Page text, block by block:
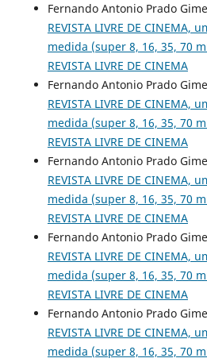
Fernando Antonio Prado
REVISTA LIVRE DE CINEMA,
medida (super 8, 16, 35, 70
REVISTA LIVRE DE CINEMA
Fernando Antonio Prado
REVISTA LIVRE DE CINEMA,
medida (super 8, 16, 35, 70
REVISTA LIVRE DE CINEMA
Fernando Antonio Prado
REVISTA LIVRE DE CINEMA,
medida (super 8, 16, 35, 70
REVISTA LIVRE DE CINEMA
Fernando Antonio Prado
REVISTA LIVRE DE CINEMA,
medida (super 8, 16, 35, 70
REVISTA LIVRE DE CINEMA
Fernando Antonio Prado
REVISTA LIVRE DE CINEMA,
medida (super 8, 16, 35, 70